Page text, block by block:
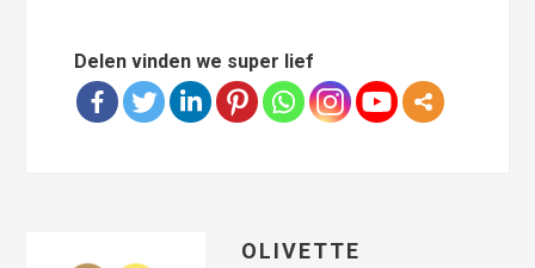
Delen vinden we super lief
OLIVETTE